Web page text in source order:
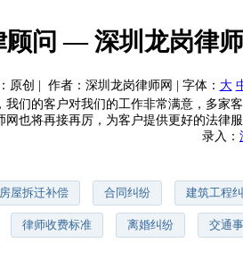
顾问 — 深圳龙岗律
原创 | 作者：深圳龙岗律师网 | 字体： 大
我们的客户对我们的工作非常满意，多家
也将再接再厉，为客户提供更好的法律服
录入：
房屋拆迁补偿 合同纠纷 建筑工程
律师收费标准 离婚纠纷 交通